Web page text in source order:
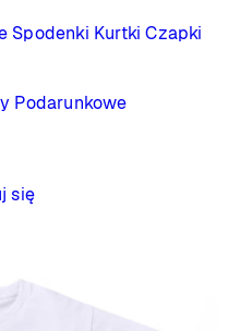
Spodenki Kurtki Czapki
Podarunkowe
się